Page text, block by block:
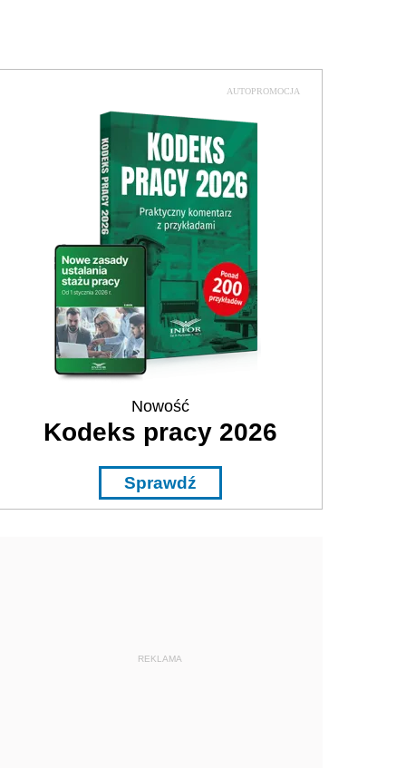
AUTOPROMOCJA
Nowość
Kodeks pracy 2026
Sprawdź
REKLAMA